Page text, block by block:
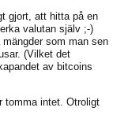
gjort, att hitta på en
valutan själv ;-)
som man sen
(Vilket det
av bitcoins
tomma intet. Otroligt